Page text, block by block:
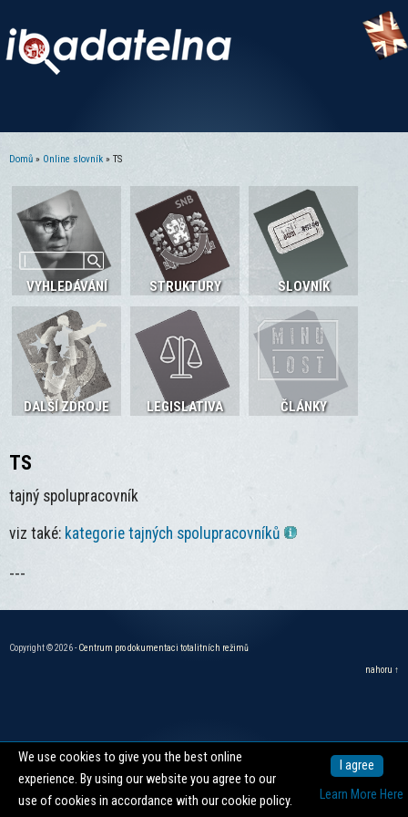
Domů » Online slovník » TS
VYHLEDÁVÁNÍ STRUKTURY SLOVNÍK
DALŠÍ ZDROJE LEGISLATIVA ČLÁNKY
TS
tajný spolupracovník
viz také: kategorie tajných spolupracovníků
---
Copyright © 2026 -Centrum pro dokumentaci totalitních režimů
nahoru ↑
We use cookies to give you the best online
experience. By using our website you agree to our
use of cookies in accordance with our cookie policy.
I agree
Learn More Here